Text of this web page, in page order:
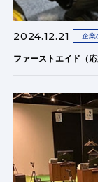
2024.12.21 企業
ファーストエイド（